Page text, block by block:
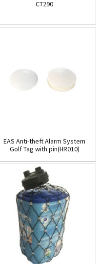
CT290
EAS Anti-theft Alarm System
Golf Tag with pin(HR010)